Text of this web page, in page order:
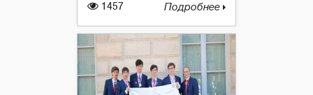
1457 Подробнее